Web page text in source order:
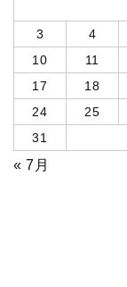
3
4
10
11
17
18
24
25
31
« 7月